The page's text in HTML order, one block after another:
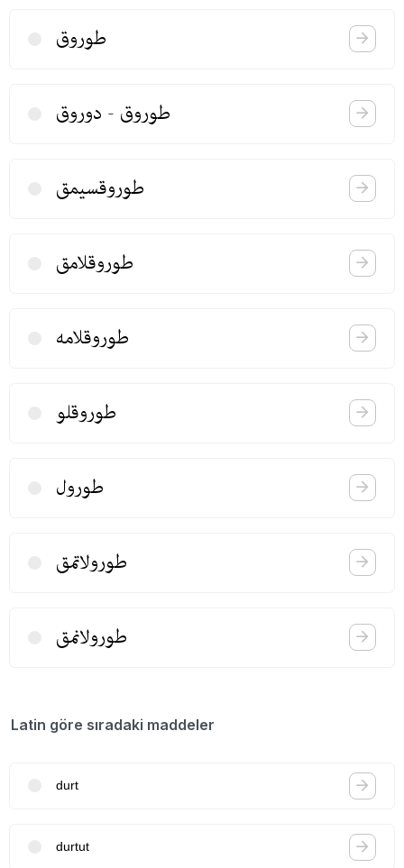
طوروق
طوروق - دوروق
طوروقسیمق
طوروقلامق
طوروقلامه
طوروقلو
طورول
طورولاتمق
طورولانمق
Latin göre sıradaki maddeler
durt
durtut